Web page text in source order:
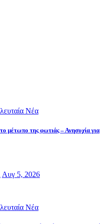
Νέα
μέτωπο της φωτιάς – Ανησυχία για
Αυγ 5, 2026
Νέα